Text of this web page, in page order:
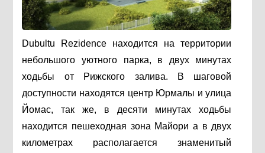
Dubultu Rezidence находится на территории
небольшого уютного парка, в двух минутах
ходьбы от Рижского залива. В шаговой
доступности находятся центр Юрмалы и улица
Йомас, так же, в десяти минутах ходьбы
находится пешеходная зона Майори а в двух
километрах располагается знаменитый